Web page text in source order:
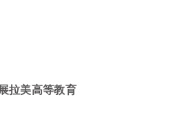
拉美高等教育